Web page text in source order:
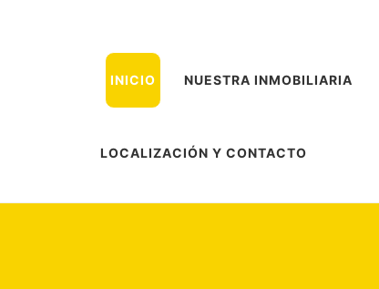
INICIO NUESTRA INMOBILIARIA
LOCALIZACIÓN Y CONTACTO